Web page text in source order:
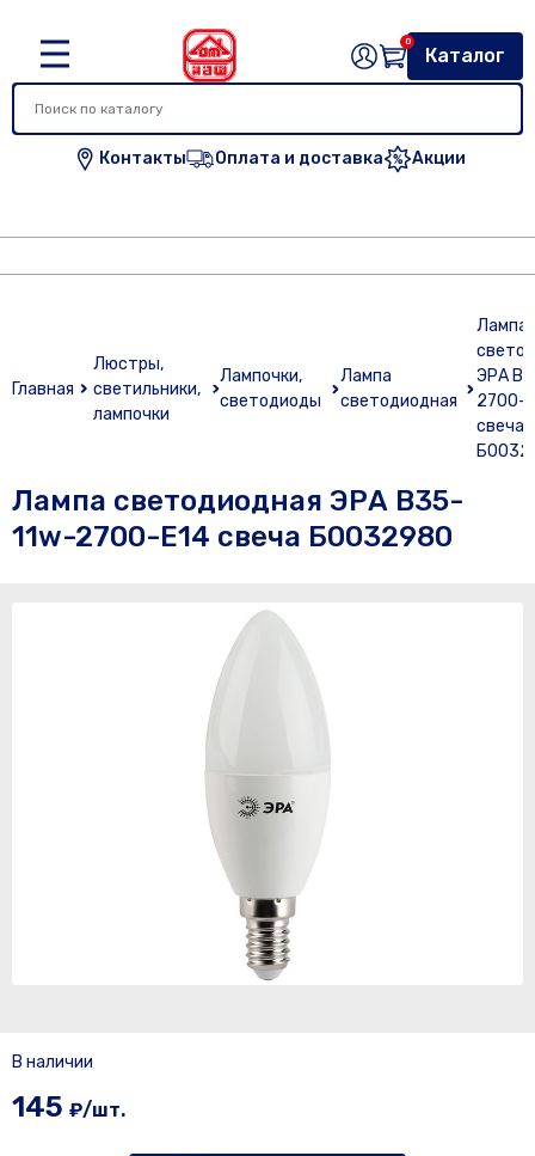
Контакты Оплата и доставка Акции
Каталог
0
Главная
Люстры,
светильники,
лампочки
Лампочки,
светодиоды
Лампа
светодиодная
Лампа
ЭРА
2700-
свеча
Лампа светодиодная ЭРА В35-
11w-2700-E14 свеча Б0032980
В наличии
145 ₽/шт.